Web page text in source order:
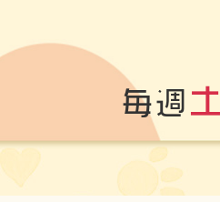
毎週 土